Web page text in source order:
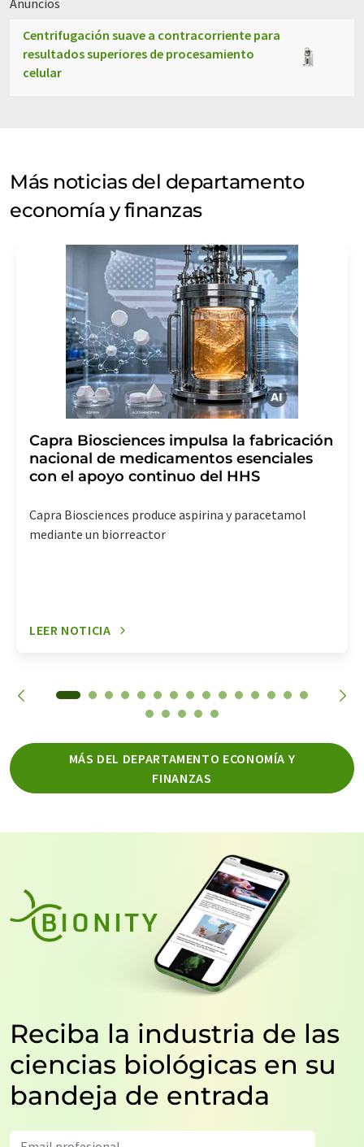
Anuncios
Centrifugación suave a contracorriente para
resultados superiores de procesamiento
celular
Más noticias del departamento
economía y finanzas
Capra Biosciences impulsa la fabricación
nacional de medicamentos esenciales
con el apoyo continuo del HHS
Capra Biosciences produce aspirina y paracetamol
mediante un biorreactor
LEER NOTICIA
MÁS DEL DEPARTAMENTO ECONOMÍA Y
FINANZAS
Reciba la industria de las
ciencias biológicas en su
bandeja de entrada